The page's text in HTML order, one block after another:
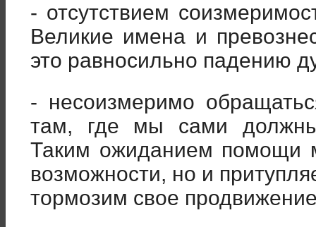
- отсутствием
Великие имена и
это равносильно падению
- несоизмеримо
там, где мы сами
Таким ожиданием помощи
возможности, но и
тормозим свое